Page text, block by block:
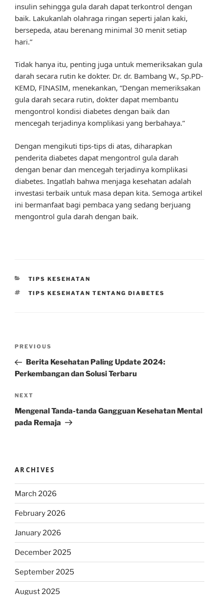
insulin sehingga gula darah dapat terkontrol dengan
baik. Lakukanlah olahraga ringan seperti jalan kaki,
bersepeda, atau berenang minimal 30 menit setiap
hari.”
Tidak hanya itu, penting juga untuk memeriksakan gula
darah secara rutin ke dokter. Dr. dr. Bambang W., Sp.PD-
KEMD, FINASIM, menekankan, “Dengan memeriksakan
gula darah secara rutin, dokter dapat membantu
mengontrol kondisi diabetes dengan baik dan
mencegah terjadinya komplikasi yang berbahaya.”
Dengan mengikuti tips-tips di atas, diharapkan
penderita diabetes dapat mengontrol gula darah
dengan benar dan mencegah terjadinya komplikasi
diabetes. Ingatlah bahwa menjaga kesehatan adalah
investasi terbaik untuk masa depan kita. Semoga artikel
ini bermanfaat bagi pembaca yang sedang berjuang
mengontrol gula darah dengan baik.
CATEGORIES
TIPS KESEHATAN
TAGS
TIPS KESEHATAN TENTANG DIABETES
Previous
Post
PREVIOUS
Berita Kesehatan Paling Update 2024:
Perkembangan dan Solusi Terbaru
Next
Post
NEXT
Mengenal Tanda-tanda Gangguan Kesehatan Mental
pada Remaja
ARCHIVES
March 2026
February 2026
January 2026
December 2025
September 2025
August 2025